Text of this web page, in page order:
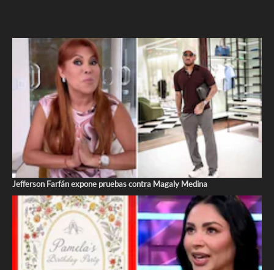
Jefferson Farfán expone pruebas contra Magaly Medina